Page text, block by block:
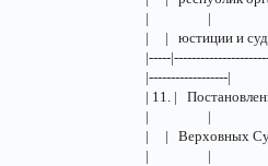
| |
| |
|-----
|------------------|
| 11. |
| |
| |
| |